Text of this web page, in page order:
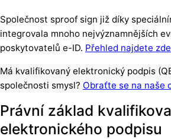
Společnost sproof sign již díky
integrovala mnoho nejvýznamnějších
poskytovatelů e-ID. Přehled najdete
Má kvalifikovaný elektronický podpis
společnosti smysl? Obraťte se na naše
Právní základ
elektronického podpisu